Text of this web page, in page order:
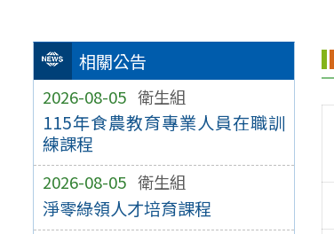
相關公告
2026-08-05 衛生組
115年食農教育專業人員在職訓
練課程
2026-08-05 衛生組
淨零綠領人才培育課程